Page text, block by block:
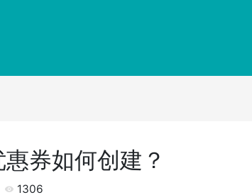
券如何创建？
1306